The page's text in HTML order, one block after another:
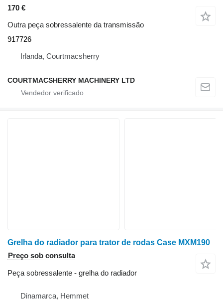
170 €
Outra peça sobressalente da transmissão
917726
Irlanda, Courtmacsherry
COURTMACSHERRY MACHINERY LTD
Grelha do radiador para trator de rodas Case MXM190
Preço sob consulta
Peça sobressalente - grelha do radiador
Dinamarca, Hemmet